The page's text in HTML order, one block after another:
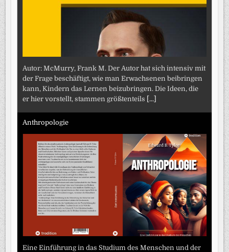
Autor: McMurry, Frank M. Der Autor hat sich intensiv mit
der Frage beschäftigt, wie man Erwachsenen beibringen
kann, Kindern das Lernen beizubringen. Die Ideen, die
er hier vorstellt, stammen größtenteils [...]
Anthropologie
Eine Einführung in das Studium des Menschen und der